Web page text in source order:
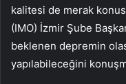
kalitesi de merak
(IMO) İzmir Şube
beklenen depremin
yapılabileceğini